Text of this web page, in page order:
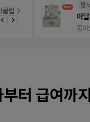
클럽
팜
이
좋
터 급여까